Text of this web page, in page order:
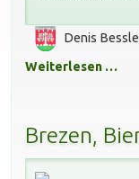
Denis
Weiterlesen …
Brezen,